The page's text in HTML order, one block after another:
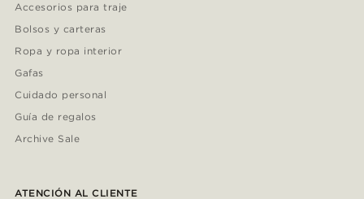
Accesorios para traje
Bolsos y carteras
Ropa y ropa interior
Gafas
Cuidado personal
Guía de regalos
Archive Sale
ATENCIÓN AL CLIENTE